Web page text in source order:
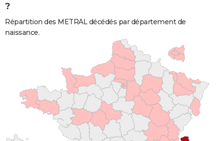
?
Répartition des METRAL décédés par département de
naissance.